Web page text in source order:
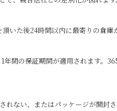
いた後24時間以内に最寄りの倉庫
年間の保証期間が適用されます。
れない、またはパッケージが開封